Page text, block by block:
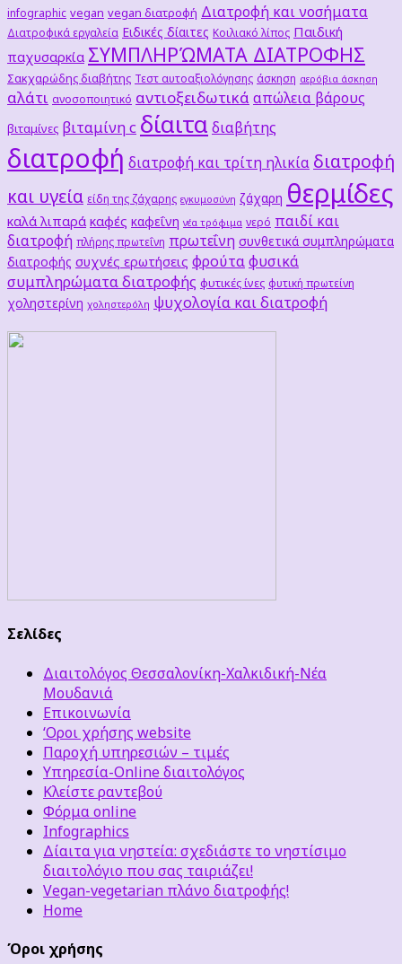
infographic vegan vegan διατροφή Διατροφή και νοσήματα
Διατροφικά εργαλεία Ειδικές δίαιτες Κοιλιακό λίπος Παιδική
παχυσαρκία ΣΥΜΠΛΗΡΏΜΑΤΑ ΔΙΑΤΡΟΦΗΣ
Σακχαρώδης διαβήτης Τεστ αυτοαξιολόγησης άσκηση αερόβια άσκηση
αλάτι ανοσοποιητικό αντιοξειδωτικά απώλεια βάρους
βιταμίνες βιταμίνη c δίαιτα διαβήτης
διατροφή διατροφή και τρίτη ηλικία διατροφή
και υγεία είδη της ζάχαρης εγκυμοσύνη ζάχαρη θερμίδες
καλά λιπαρά καφές καφεΐνη νέα τρόφιμα νερό παιδί και
διατροφή πλήρης πρωτεΐνη πρωτεΐνη συνθετικά συμπληρώματα
διατροφής συχνές ερωτήσεις φρούταφυσικά
συμπληρώματα διατροφής φυτικές ίνες φυτική πρωτείνη
χοληστερίνη χοληστερόλη ψυχολογία και διατροφή
Σελίδες
Διαιτολόγος Θεσσαλονίκη-Χαλκιδική-Νέα
Μουδανιά
Επικοινωνία
‘Οροι χρήσης website
Παροχή υπηρεσιών – τιμές
Υπηρεσία-Online διαιτολόγος
Κλείστε ραντεβού
Φόρμα online
Infographics
Δίαιτα για νηστεία: σχεδιάστε το νηστίσιμο
διαιτολόγιο που σας ταιριάζει!
Vegan-vegetarian πλάνο διατροφής!
Home
Όροι χρήσης